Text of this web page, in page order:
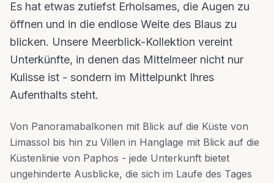
Es hat etwas zutiefst Erholsames, die Augen zu
öffnen und in die endlose Weite des Blaus zu
blicken. Unsere Meerblick-Kollektion vereint
Unterkünfte, in denen das Mittelmeer nicht nur
Kulisse ist - sondern im Mittelpunkt Ihres
Aufenthalts steht.
Von Panoramabalkonen mit Blick auf die Küste von
Limassol bis hin zu Villen in Hanglage mit Blick auf die
Küstenlinie von Paphos - jede Unterkunft bietet
ungehinderte Ausblicke, die sich im Laufe des Tages